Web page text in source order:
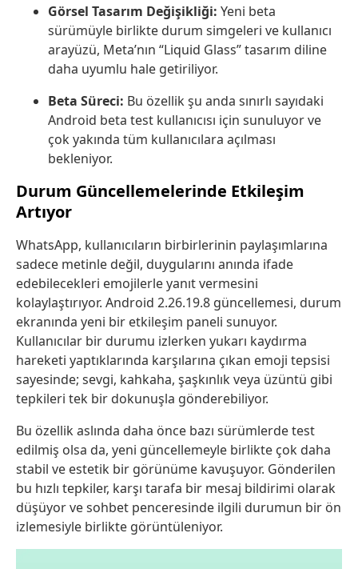
Görsel Tasarım Değişikliği: Yeni beta
sürümüyle birlikte durum simgeleri ve kullanıcı
arayüzü, Meta’nın “Liquid Glass” tasarım diline
daha uyumlu hale getiriliyor.
Beta Süreci: Bu özellik şu anda sınırlı sayıdaki
Android beta test kullanıcısı için sunuluyor ve
çok yakında tüm kullanıcılara açılması
bekleniyor.
Durum Güncellemelerinde Etkileşim
Artıyor
WhatsApp, kullanıcıların birbirlerinin paylaşımlarına
sadece metinle değil, duygularını anında ifade
edebilecekleri emojilerle yanıt vermesini
kolaylaştırıyor. Android 2.26.19.8 güncellemesi, durum
ekranında yeni bir etkileşim paneli sunuyor.
Kullanıcılar bir durumu izlerken yukarı kaydırma
hareketi yaptıklarında karşılarına çıkan emoji tepsisi
sayesinde; sevgi, kahkaha, şaşkınlık veya üzüntü gibi
tepkileri tek bir dokunuşla gönderebiliyor.
Bu özellik aslında daha önce bazı sürümlerde test
edilmiş olsa da, yeni güncellemeyle birlikte çok daha
stabil ve estetik bir görünüme kavuşuyor. Gönderilen
bu hızlı tepkiler, karşı tarafa bir mesaj bildirimi olarak
düşüyor ve sohbet penceresinde ilgili durumun bir ön
izlemesiyle birlikte görüntüleniyor.